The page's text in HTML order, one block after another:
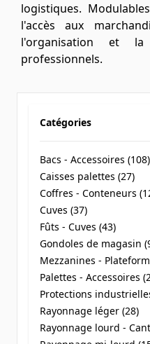
logistiques.
l'accès aux
l'organisation et
professionnels.
Catégories
Bacs - Accessoires (108
products available
)
Caisses palettes (27
products available )
Coffres - Conteneurs (
products available
Cuves (37
products available
)
Fûts - Cuves (43
products available
)
Gondoles de magasin (
products available
Mezzanines -
products available
Palettes - Accessoires (
products available
Protections
products available
Rayonnage léger (28
products available
)
Rayonnage lourd -
products available